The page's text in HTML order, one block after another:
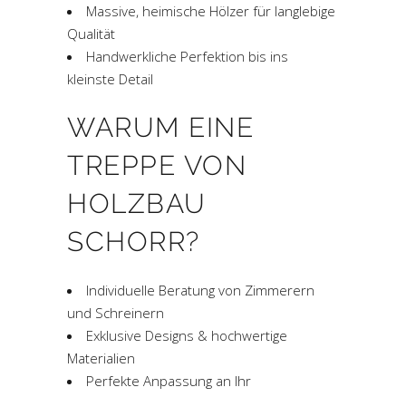
Massive, heimische Hölzer für langlebige
Qualität
Handwerkliche Perfektion bis ins
kleinste Detail
WARUM EINE
TREPPE VON
HOLZBAU
SCHORR?
Individuelle Beratung von Zimmerern
und Schreinern
Exklusive Designs & hochwertige
Materialien
Perfekte Anpassung an Ihr